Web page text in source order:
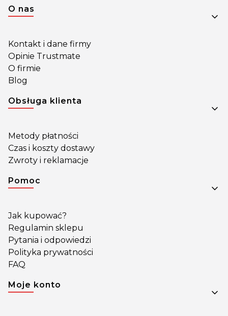
Linki w stopce
O nas
Kontakt i dane firmy
Opinie Trustmate
O firmie
Blog
Obsługa klienta
Metody płatności
Czas i koszty dostawy
Zwroty i reklamacje
Pomoc
Jak kupować?
Regulamin sklepu
Pytania i odpowiedzi
Polityka prywatności
FAQ
Moje konto